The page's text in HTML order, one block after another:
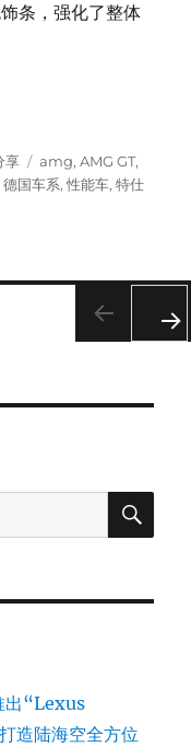
条，强化了整体
GT3 Edition 55”
享 Tags
amg,AMG GT,
德国车系,性能车,特仕
PA
出“Lexus
造陆海空全方位